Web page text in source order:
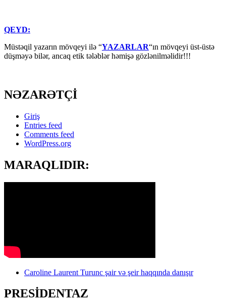
QEYD:
Müstəqil yazarın mövqeyi ilə “YAZARLAR“ın mövqeyi üst-üstə
düşməyə bilər, ancaq etik tələblər həmişə gözlənilməlidir!!!
NƏZARƏTÇİ
Giriş
Entries feed
Comments feed
WordPress.org
MARAQLIDIR:
Caroline Laurent Turunc şair və şeir haqqında danışır
PRESİDENTAZ